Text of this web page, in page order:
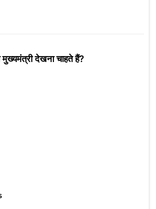
देखना चाहते हैं?